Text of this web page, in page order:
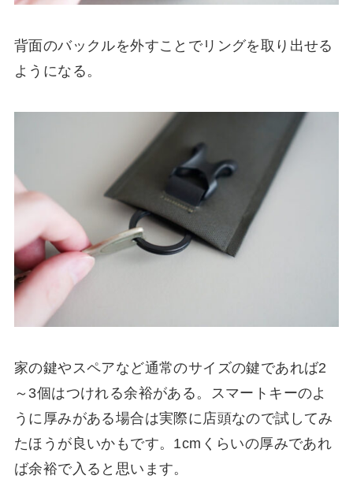
背面のバックルを外すことでリングを取り出せる
ようになる。
家の鍵やスペアなど通常のサイズの鍵であれば2
～3個はつけれる余裕がある。スマートキーのよ
うに厚みがある場合は実際に店頭なので試してみ
たほうが良いかもです。1cmくらいの厚みであれ
ば余裕で入ると思います。